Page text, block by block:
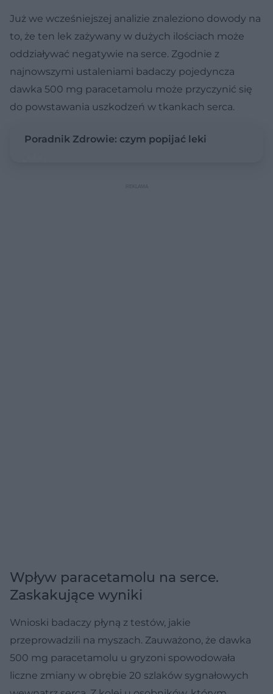
Już we wcześniejszej analizie znaleziono dowody na
to, że ten lek zażywany w dużych ilościach może
oddziaływać negatywie na serce. Zgodnie z
najnowszymi ustaleniami badaczy pojedyncza
dawka 500 mg paracetamolu może przyczynić się
do powstawania uszkodzeń w tkankach serca.
Poradnik Zdrowie: czym popijać leki
Wpływ paracetamolu na serce.
Zaskakujące wyniki
Wnioski badaczy płyną z testów, jakie
przeprowadzili na myszach. Zauważono, że dawka
500 mg paracetamolu u gryzoni spowodowała
liczne zmiany w obrębie 20 szlaków sygnałowych